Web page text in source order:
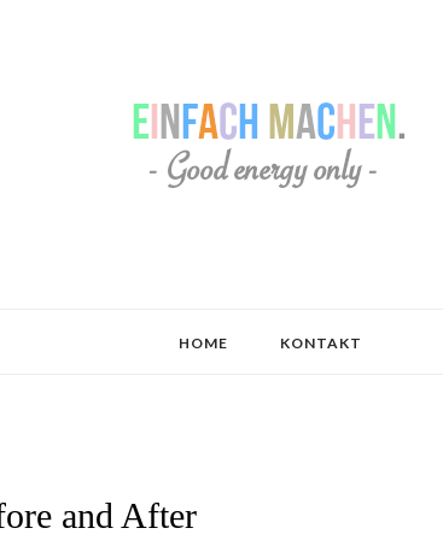
HOME KONTAKT
and After